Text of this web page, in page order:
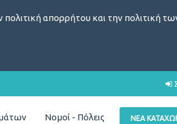
απορρήτου και την πολιτική
ΝΈΑ
Νομοί - Πόλεις